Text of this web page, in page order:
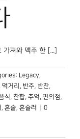
가져와 맥주 한 [...]
Legacy
먹거리 반주 반찬
식 찬합 추억 편의점
혼술 혼술러
0